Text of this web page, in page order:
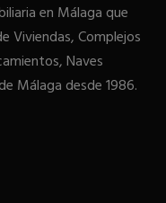
en Málaga que
Viviendas, Complejos
Naves
Málaga desde 1986.